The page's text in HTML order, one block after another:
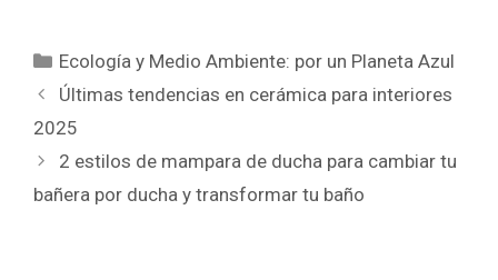
futuro
fácil
Categorías
Ecología y Medio Ambiente: por un Planeta Azul
Últimas tendencias en cerámica para interiores
2025
2 estilos de mampara de ducha para cambiar tu
bañera por ducha y transformar tu baño